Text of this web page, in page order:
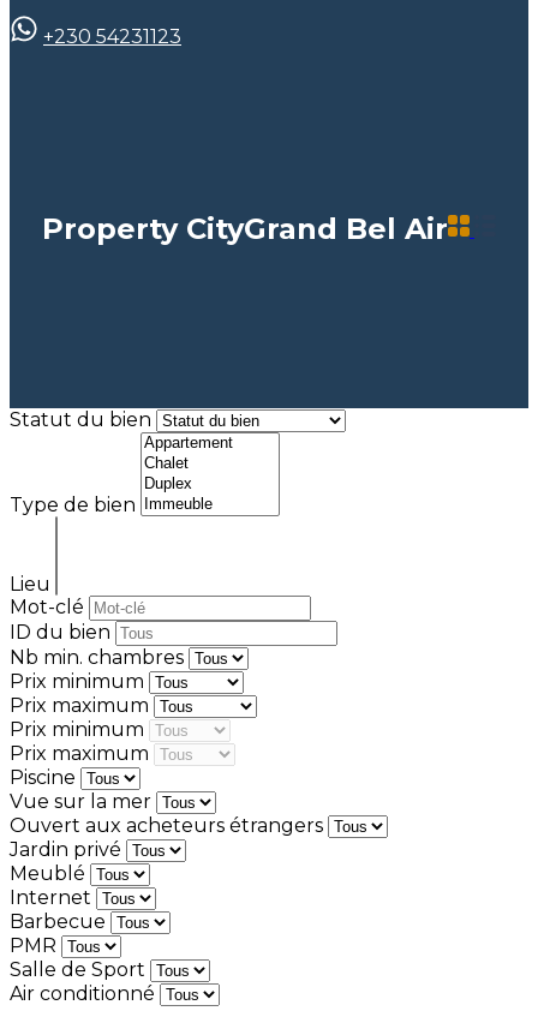
+230 54231123
Property CityGrand Bel Air
Statut du bien
Type de bien
Lieu
Mot-clé
ID du bien
Nb min. chambres
Prix minimum
Prix maximum
Prix minimum
Prix maximum
Piscine
Vue sur la mer
Ouvert aux acheteurs étrangers
Jardin privé
Meublé
Internet
Barbecue
PMR
Salle de Sport
Air conditionné